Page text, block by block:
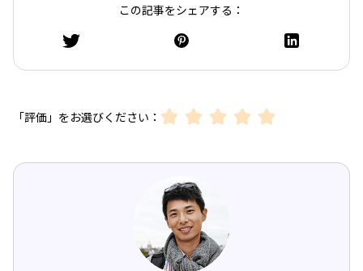
この記事をシェアする：
「評価」をお選びください：